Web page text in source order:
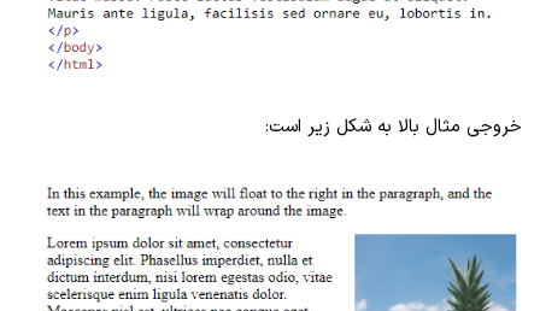
خروجی مثال بالا به شکل زیر است: